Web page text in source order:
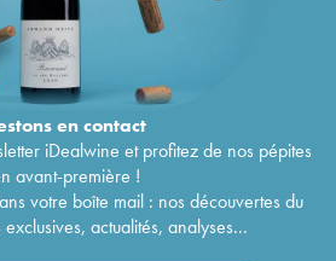
encontact
iDealwine et profitez de nos pépites
avant-première !
votre boîte mail : nos découvertes du
actualités, analyses...